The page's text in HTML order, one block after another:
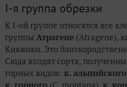
I-я группа обрезки
К I-ой группе относятся все
группы Атрагене (Atragenе),
Княжики. Это
Сюда входят сорта,
горных видов: к. альпийского